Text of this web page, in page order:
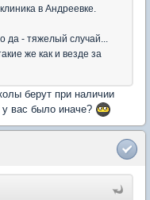
в Андреевке.
да - тяжелый случай...
же как и везде за
берут при наличии
у вас было иначе?